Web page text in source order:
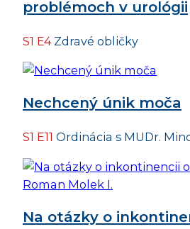
problémoch v urológii
S1 E4Zdravé obličky
Nechcený únik moča
S1 E11 Ordinácia s MUDr.
Na otázky o